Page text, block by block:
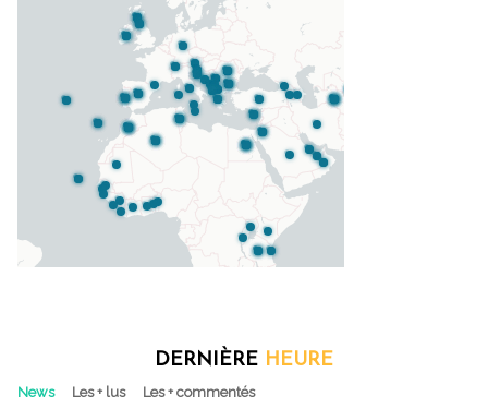
DERNIÈRE HEURE
News Les + lus Les + commentés